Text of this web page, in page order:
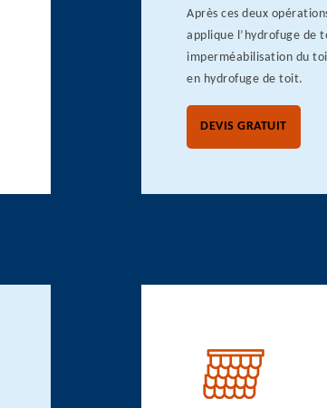
Après ces deux
applique l’hydrofuge de
imperméabilisation du
en hydrofuge de toit.
DEVIS GRATUIT